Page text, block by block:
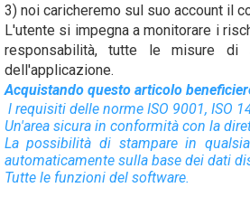
3) noi caricheremo sul suo account il
L'utente si impegna a monitorare i
responsabilità, tutte le misure
dell'applicazione.
Acquistando questo articolo
l requisiti delle norme ISO 9001, ISO
Un'area sicura in conformità con la
La possibilità di stampare in
automaticamente sulla base dei dati
Tutte le funzioni del software.